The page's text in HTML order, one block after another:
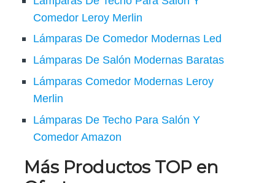
Comedor Leroy Merlin
Lámparas De Comedor Modernas Led
Lámparas De Salón Modernas Baratas
Lámparas Comedor Modernas Leroy
Merlin
Lámparas De Techo Para Salón Y
Comedor Amazon
Más Productos TOP en